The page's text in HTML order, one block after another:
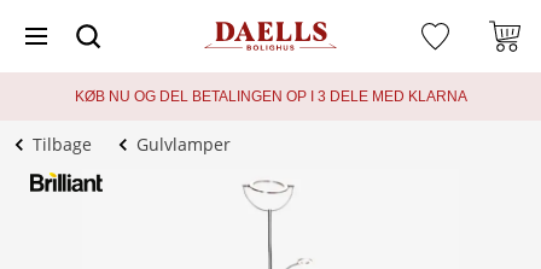
KØB NU OG DEL BETALINGEN OP I 3 DELE MED KLARNA
Tilbage Gulvlamper